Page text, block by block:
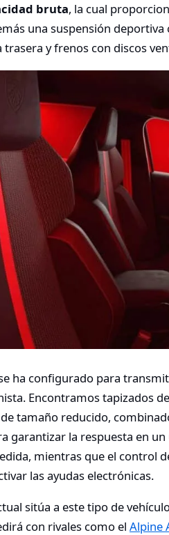
bruta, la cual
una suspensión
trasera y frenos con discos
ha configurado para
Encontramos tapizados
tamaño reducido,
garantizar la respuesta en
mientras que el control
las ayudas electrónicas.
sitúa a este tipo de
con rivales como el Alpine